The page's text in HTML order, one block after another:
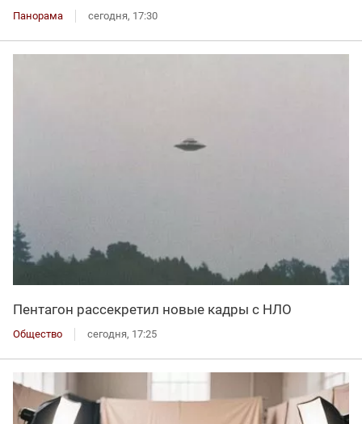
Панорама сегодня, 17:30
Пентагон рассекретил новые кадры с НЛО
Общество сегодня, 17:25